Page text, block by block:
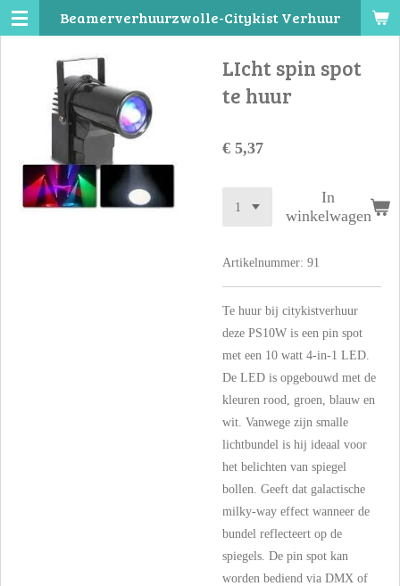
Ga
hoofdinhoud
Beamerverhuurzwolle-Citykist Verhuur
LIcht spin spot
te huur
€ 5,37
In
winkelwagen
Artikelnummer: 91
Te huur bij citykistverhuur
deze PS10W is een pin spot
met een 10 watt 4-in-1 LED.
De LED is opgebouwd met de
kleuren rood, groen, blauw en
wit. Vanwege zijn smalle
lichtbundel is hij ideaal voor
het belichten van spiegel
bollen. Geeft dat galactische
milky-way effect wanneer de
bundel reflecteert op de
spiegels. De pin spot kan
worden bediend via DMX of